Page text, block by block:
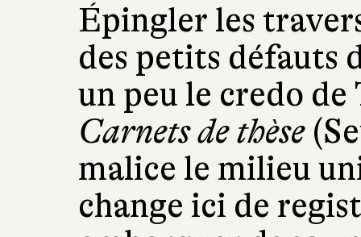
Épingler les
des petits défauts
un peu le credo
Carnets de thèse
malice le milieu
change ici de